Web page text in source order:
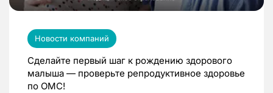
Новости компаний
Сделайте первый шаг к рождению здорового
малыша — проверьте репродуктивное здоровье
по ОМС!